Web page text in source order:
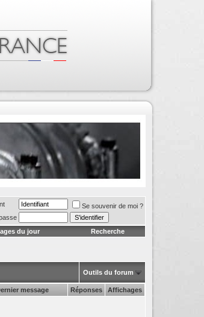
Se souvenir de moi ?
du jour Recherche
Outils du forum
message Réponses Affichages